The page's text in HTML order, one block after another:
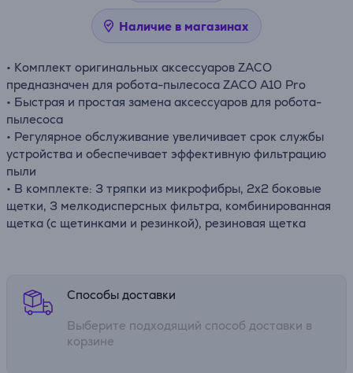
Наличие в магазинах
• Комплект оригинальных аксессуаров ZACO
предназначен для робота-пылесоса ZACO A10 Pro
• Быстрая и простая замена аксессуаров для робота-
пылесоса
• Регулярное обслуживание увеличивает срок службы
устройства и обеспечивает эффективную фильтрацию
пыли
• В комплекте: 3 тряпки из микрофибры, 2x2 боковые
щетки, 3 мелкодисперсных фильтра, комбинированная
щетка (с щетинками и резинкой), резиновая щетка
Способы доставки
Выберите подходящий способ доставки в
корзине